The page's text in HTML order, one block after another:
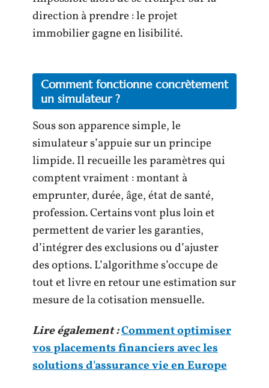
direction à prendre : le projet
immobilier gagne en lisibilité.
Comment fonctionne concrètement
un simulateur ?
Sous son apparence simple, le
simulateur s’appuie sur un principe
limpide. Il recueille les paramètres qui
comptent vraiment : montant à
emprunter, durée, âge, état de santé,
profession. Certains vont plus loin et
permettent de varier les garanties,
d’intégrer des exclusions ou d’ajuster
des options. L’algorithme s’occupe de
tout et livre en retour une estimation sur
mesure de la cotisation mensuelle.
Lire également :Comment optimiser
vos placements financiers avec les
solutions d'assurance vie en Europe